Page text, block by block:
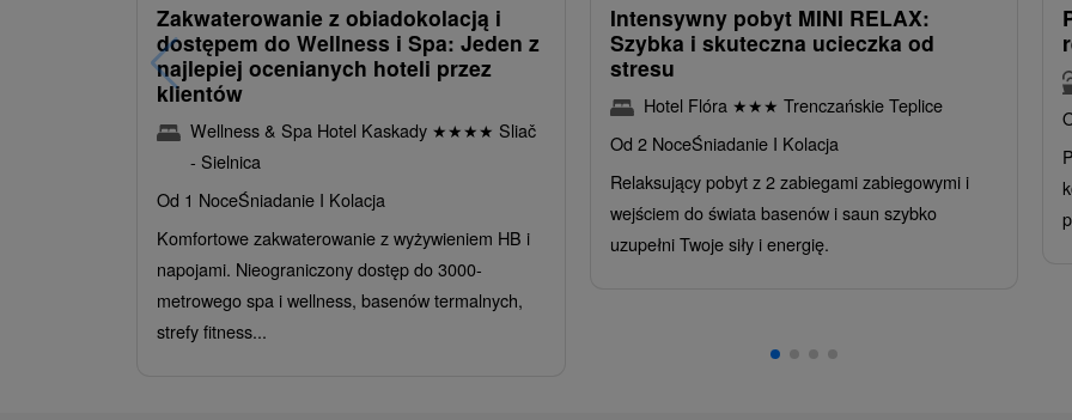
Zakwaterowanie z obiadokolacją i
dostępem do Wellness i Spa: Jeden z
najlepiej ocenianych hoteli przez
klientów
Wellness & Spa Hotel Kaskady ★★★★ Sliač
- Sielnica
Od 1 NoceŚniadanie I Kolacja
Komfortowe zakwaterowanie z wyżywieniem HB i
napojami. Nieograniczony dostęp do 3000-
metrowego spa i wellness, basenów termalnych,
strefy fitness...
Intensywny pobyt MINI RELAX:
Szybka i skuteczna ucieczka od
stresu
Hotel Flóra ★★★ Trenczańskie Teplice
Od 2 NoceŚniadanie I Kolacja
Relaksujący pobyt z 2 zabiegami zabiegowymi i
wejściem do świata basenów i saun szybko
uzupełni Twoje siły i energię.